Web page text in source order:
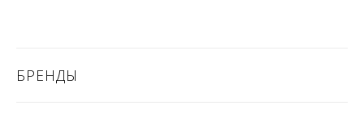
БРЕНДЫ